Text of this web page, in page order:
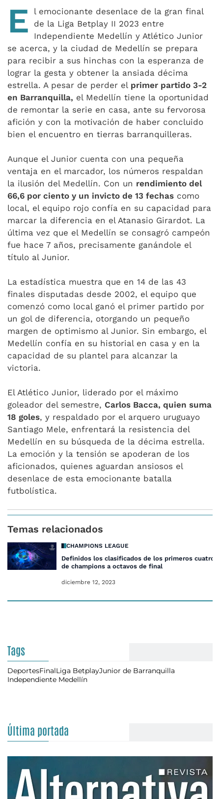
E
l emocionante desenlace de la gran final
de la Liga Betplay II 2023 entre
Independiente Medellín y Atlético Junior
se acerca, y la ciudad de Medellín se prepara
para recibir a sus hinchas con la esperanza de
lograr la gesta y obtener la ansiada décima
estrella. A pesar de perder el primer partido 3-2
en Barranquilla, el Medellín tiene la oportunidad
de remontar la serie en casa, ante su fervorosa
afición y con la motivación de haber concluido
bien el encuentro en tierras barranquilleras.
Aunque el Junior cuenta con una pequeña
ventaja en el marcador, los números respaldan
la ilusión del Medellín. Con un rendimiento del
66,6 por ciento y un invicto de 13 fechas como
local, el equipo rojo confía en su capacidad para
marcar la diferencia en el Atanasio Girardot. La
última vez que el Medellín se consagró campeón
fue hace 7 años, precisamente ganándole el
título al Junior.
La estadística muestra que en 14 de las 43
finales disputadas desde 2002, el equipo que
comenzó como local ganó el primer partido por
un gol de diferencia, otorgando un pequeño
margen de optimismo al Junior. Sin embargo, el
Medellín confía en su historial en casa y en la
capacidad de su plantel para alcanzar la
victoria.
El Atlético Junior, liderado por el máximo
goleador del semestre, Carlos Bacca, quien suma
18 goles, y respaldado por el arquero uruguayo
Santiago Mele, enfrentará la resistencia del
Medellín en su búsqueda de la décima estrella.
La emoción y la tensión se apoderan de los
aficionados, quienes aguardan ansiosos el
desenlace de esta emocionante batalla
futbolística.
Temas relacionados
CHAMPIONS LEAGUE
Definidos los clasificados de los primeros cuatro
de champions a octavos de final
diciembre 12, 2023
Tags
DeportesFinalLiga BetplayJunior de Barranquilla
Independiente Medellín
Última portada